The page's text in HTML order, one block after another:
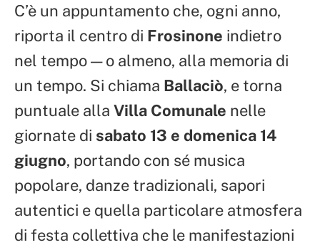
C’è un appuntamento che, ogni anno,
riporta il centro di Frosinone indietro
nel tempo — o almeno, alla memoria di
un tempo. Si chiama Ballaciò, e torna
puntuale alla Villa Comunale nelle
giornate di sabato 13 e domenica 14
giugno, portando con sé musica
popolare, danze tradizionali, sapori
autentici e quella particolare atmosfera
di festa collettiva che le manifestazioni